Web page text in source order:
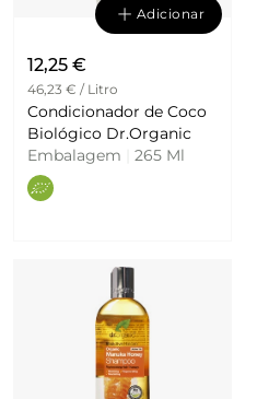
Adicionar
12,25 €
46,23 € / Litro
Condicionador de Coco
Biológico Dr.Organic
Embalagem
265 Ml